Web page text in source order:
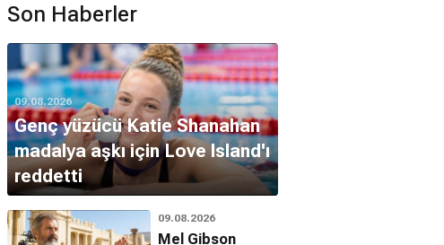
Gladyatör
Kara Şövalye
Son Haberler
09.08.2026
Genç yüzücü Katie Shanahan
madalya aşkı için Love Island'ı
reddetti
09.08.2026
Mel Gibson